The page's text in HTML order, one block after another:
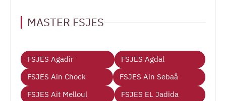
MASTER FSJES
FSJES Agadir
FSJES Agdal
FSJES Ain Chock
FSJES Ain Sebaâ
FSJES Ait Melloul
FSJES EL Jadida